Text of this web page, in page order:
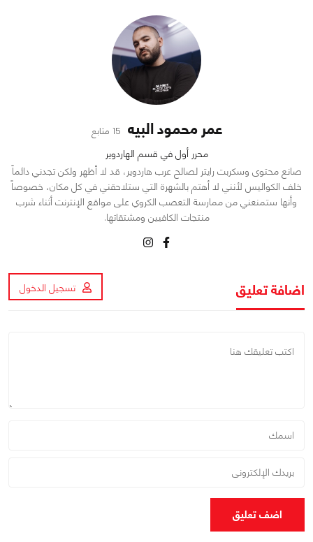
عمر محمود البيه 15 متابع
محرر أول في قسم الهاردوير
صانع محتوى وسكربت رايتر لصالح عرب هاردوير، قد لا أظهر ولكن تجدني دائماً
خلف الكواليس لأنني لا أهتم بالشهرة التي ستلاحقني في كل مكان، خصوصاً
وأنها ستمنعني من ممارسة التعصب الكروي على مواقع الإنترنت أثناء شرب
منتجات الكافيين ومشتقاتها.
اضافة تعليق تسجيل الدخول
اضف تعليق